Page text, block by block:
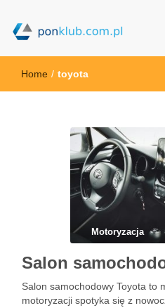
ponklub.com.pl
Home / toyota
Motoryzacja
Salon
Salon samochodowy Toyota to
motoryzacji spotyka się z